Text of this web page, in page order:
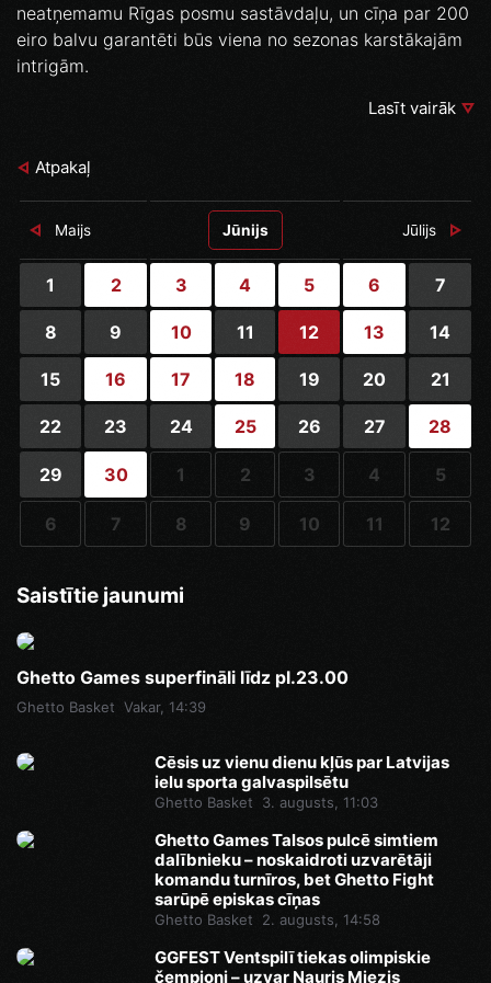
neatņemamu Rīgas posmu sastāvdaļu, un cīņa par 200
eiro balvu garantēti būs viena no sezonas karstākajām
intrigām.
Lasīt vairāk
Atpakaļ
Maijs Jūnijs Jūlijs
1 2 3 4 5 6 7
8 9 10 11 12 13 14
15 16 17 18 19 20 21
22 23 24 25 26 27 28
29 30 1 2 3 4 5
6 7 8 9 10 11 12
Saistītie jaunumi
Ghetto Games superfināli līdz pl.23.00
Ghetto Basket Vakar, 14:39
Cēsis uz vienu dienu kļūs par Latvijas
ielu sporta galvaspilsētu
Ghetto Basket 3. augusts, 11:03
Ghetto Games Talsos pulcē simtiem
dalībnieku – noskaidroti uzvarētāji
komandu turnīros, bet Ghetto Fight
sarūpē episkas cīņas
Ghetto Basket 2. augusts, 14:58
GGFEST Ventspilī tiekas olimpiskie
čempioni – uzvar Nauris Miezis